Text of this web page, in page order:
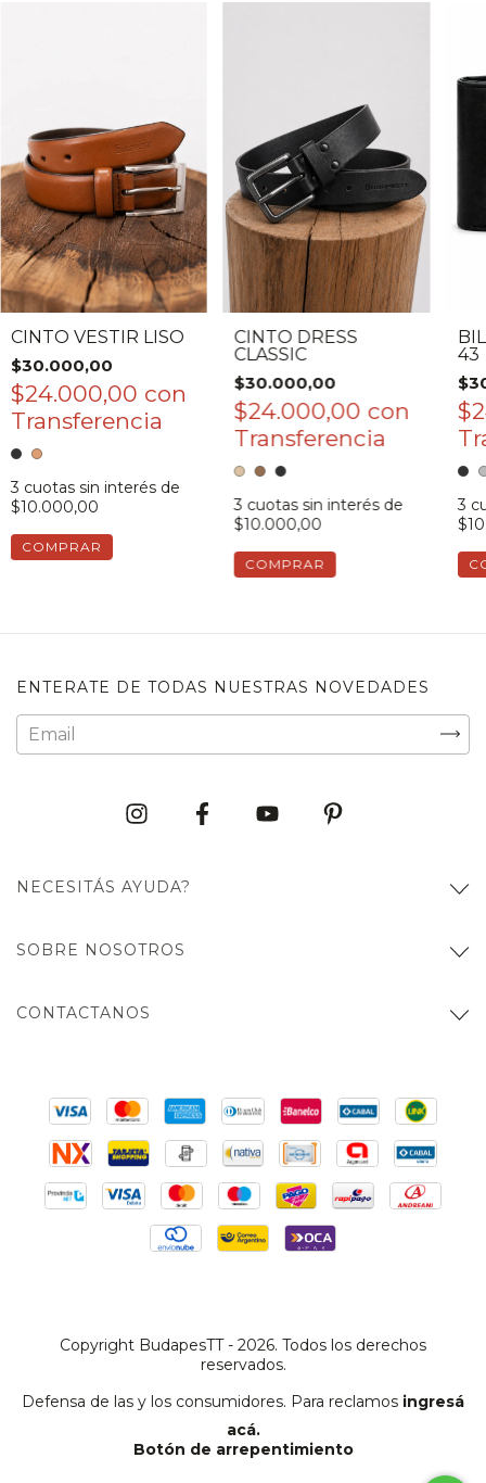
CINTO VESTIR LISO
$30.000,00
$24.000,00 con
3 cuotas sin interés de
$10.000,00
COMPRAR
CINTO DRESS
CLASSIC
$30.000,00
$24.000,00 con
3 cuotas sin interés de
$10.000,00
COMPRAR
43
3
ENTERATE DE TODAS NUESTRAS NOVEDADES
NECESITÁS AYUDA?
SOBRE NOSOTROS
CONTACTANOS
Copyright BudapesTT - 2026. Todos los derechos
reservados.
Defensa de las y los consumidores. Para reclamos ingresá
acá.
Botón de arrepentimiento